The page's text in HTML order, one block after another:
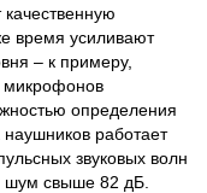
время усиливают
– к примеру,
микрофонов
определения
работает
звуковых волн
шум свыше 82 дБ.